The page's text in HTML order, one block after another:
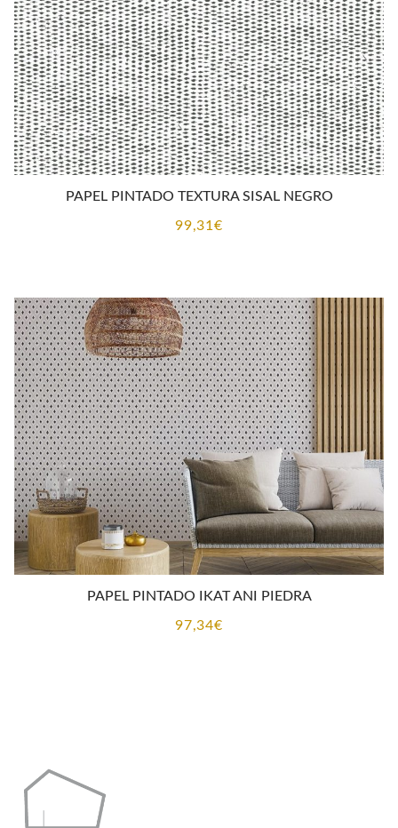
PAPEL PINTADO TEXTURA SISAL NEGRO
99,31€
PAPEL PINTADO IKAT ANI PIEDRA
97,34€